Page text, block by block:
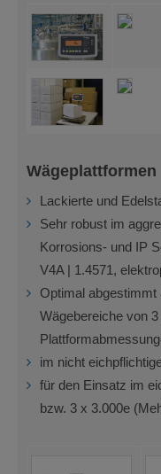
Wägeplattformen
Lackierte und
Sehr robust im
Korrosions- und IP
V4A | 1.4571,
Optimal abgestimmt
Wägebereiche von
im nicht
für den Einsatz im
bzw. 3 x 3.000e